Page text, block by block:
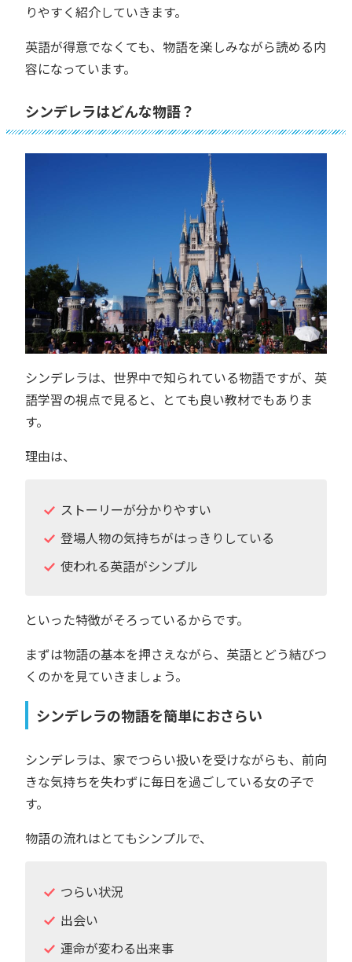
りやすく紹介していきます。
英語が得意でなくても、物語を楽しみながら読める内
容になっています。
シンデレラはどんな物語？
シンデレラは、世界中で知られている物語ですが、英
語学習の視点で見ると、とても良い教材でもありま
す。
理由は、
ストーリーが分かりやすい
登場人物の気持ちがはっきりしている
使われる英語がシンプル
といった特徴がそろっているからです。
まずは物語の基本を押さえながら、英語とどう結びつ
くのかを見ていきましょう。
シンデレラの物語を簡単におさらい
シンデレラは、家でつらい扱いを受けながらも、前向
きな気持ちを失わずに毎日を過ごしている女の子で
す。
物語の流れはとてもシンプルで、
つらい状況
出会い
運命が変わる出来事